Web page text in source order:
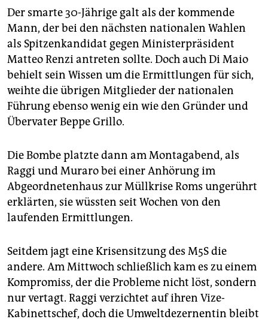
Der smarte 30-Jährige galt als der kommende
Mann, der bei den nächsten nationalen Wahlen
als Spitzenkandidat gegen Ministerpräsident
Matteo Renzi antreten sollte. Doch auch Di Maio
behielt sein Wissen um die Ermittlungen für sich,
weihte die übrigen Mitglieder der nationalen
Führung ebenso wenig ein wie den Gründer und
Übervater Beppe Grillo.
Die Bombe platzte dann am Montagabend, als
Raggi und Muraro bei einer Anhörung im
Abgeordnetenhaus zur Müllkrise Roms ungerührt
erklärten, sie wüssten seit Wochen von den
laufenden Ermittlungen.
Seitdem jagt eine Krisensitzung des M5S die
andere. Am Mittwoch schließlich kam es zu einem
Kompromiss, der die Probleme nicht löst, sondern
nur vertagt. Raggi verzichtet auf ihren Vize-
Kabinettschef, doch die Umweltdezernentin bleibt